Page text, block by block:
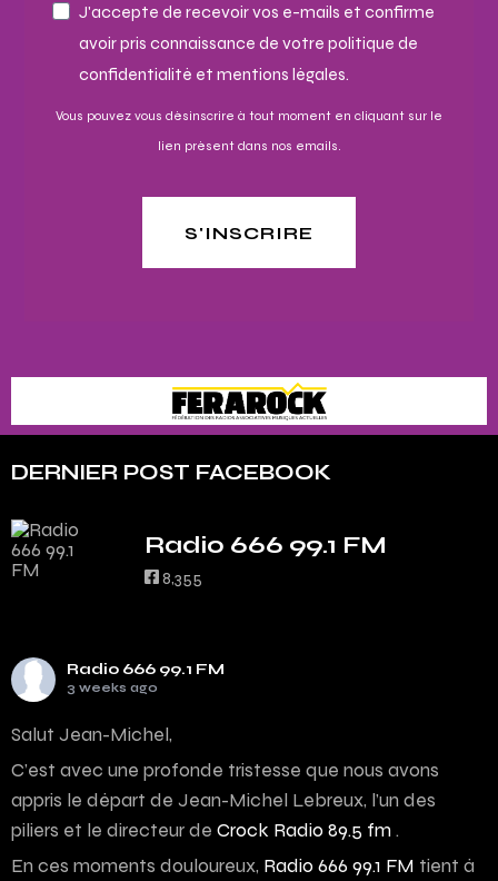
J'accepte de recevoir vos e-mails et confirme
avoir pris connaissance de votre politique de
confidentialité et mentions légales.
Vous pouvez vous désinscrire à tout moment en cliquant sur le
lien présent dans nos emails.
S'INSCRIRE
DERNIER POST FACEBOOK
Radio 666 99.1 FM
8,355
Radio 666 99.1 FM
3 weeks ago
Salut Jean-Michel,
C’est avec une profonde tristesse que nous avons
appris le départ de Jean-Michel Lebreux, l’un des
piliers et le directeur de Crock Radio 89.5 fm .
En ces moments douloureux, Radio 666 99.1 FM tient à